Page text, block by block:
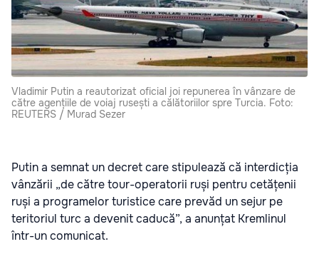
Vladimir Putin a reautorizat oficial joi repunerea în vânzare de
către agențiile de voiaj rusești a călătoriilor spre Turcia. Foto:
REUTERS / Murad Sezer
Putin a semnat un decret care stipulează că interdicția
vânzării „de către tour-operatorii ruși pentru cetățenii
ruși a programelor turistice care prevăd un sejur pe
teritoriul turc a devenit caducă”, a anunțat Kremlinul
într-un comunicat.